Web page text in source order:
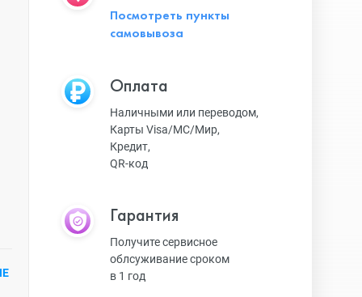
Посмотреть пункты
самовывоза
Оплата
Наличными или переводом,
Карты Visa/MC/Мир,
Кредит,
QR-код
Гарантия
Получите сервисное
облсуживание сроком
в 1 год